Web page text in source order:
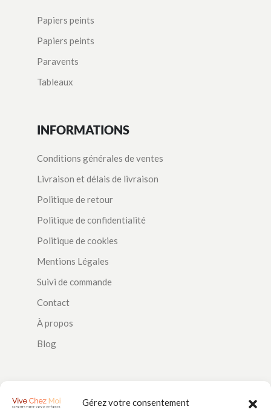
Gérez votre consentement
Papiers peints
Papiers peints
Paravents
Tableaux
INFORMATIONS
Conditions générales de ventes
Livraison et délais de livraison
Politique de retour
Politique de confidentialité
Politique de cookies
Mentions Légales
Suivi de commande
Contact
À propos
Blog